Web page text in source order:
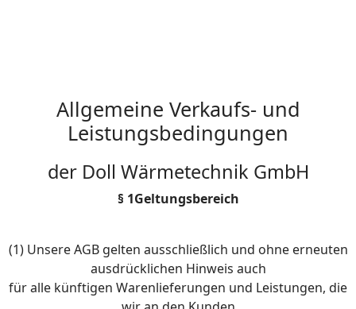
Allgemeine Verkaufs- und
Leistungsbedingungen
der Doll Wärmetechnik GmbH
§ 1Geltungsbereich
(1) Unsere AGB gelten ausschließlich und ohne erneuten
ausdrücklichen Hinweis auch
für alle künftigen Warenlieferungen und Leistungen, die